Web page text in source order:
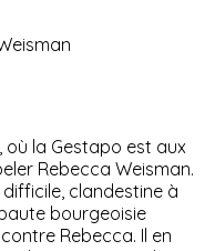
où la Gestapo est aux
Rebecca Weisman.
clandestine à
bourgeoisie
Rebecca. Il en